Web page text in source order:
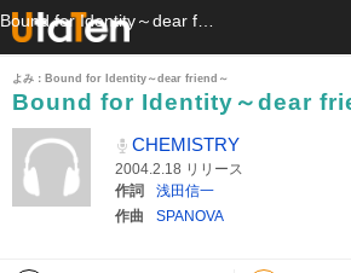
よみ：Bound for Identity～dear friend～
Bound for Identity～dear
CHEMISTRY
2004.2.18 リリース
作詞
浅田信一
作曲
SPANOVA